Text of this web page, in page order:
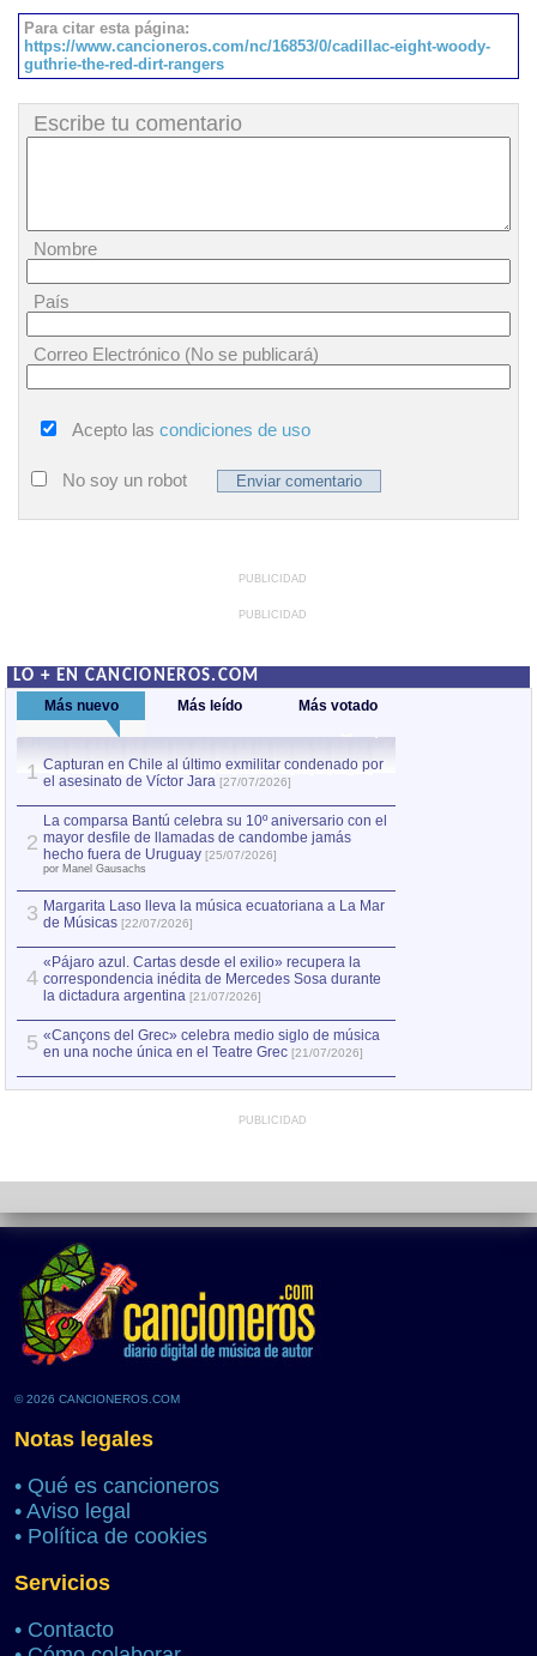
Para citar esta página:
https://www.cancioneros.com/nc/16853/0/cadillac-eight-woody-
guthrie-the-red-dirt-rangers
Escribe tu comentario
Nombre
País
Correo Electrónico (No se publicará)
Acepto las condiciones de uso
No soy un robot
PUBLICIDAD
PUBLICIDAD
LO + EN CANCIONEROS.COM
Más nuevo Más leído Más votado
1 Capturan en Chile al último exmilitar condenado por
el asesinato de Víctor Jara [27/07/2026]
2
La comparsa Bantú celebra su 10º aniversario con el
mayor desfile de llamadas de candombe jamás
hecho fuera de Uruguay [25/07/2026]
por Manel Gausachs
3 Margarita Laso lleva la música ecuatoriana a La Mar
de Músicas [22/07/2026]
4
«Pájaro azul. Cartas desde el exilio» recupera la
correspondencia inédita de Mercedes Sosa durante
la dictadura argentina [21/07/2026]
5 «Cançons del Grec» celebra medio siglo de música
en una noche única en el Teatre Grec [21/07/2026]
PUBLICIDAD
© 2026 CANCIONEROS.COM
Notas legales
• Qué es cancioneros
• Aviso legal
• Política de cookies
Servicios
• Contacto